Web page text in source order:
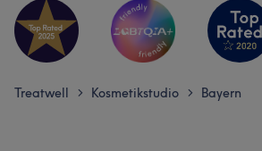
Treatwell > Kosmetikstudio > Bayern